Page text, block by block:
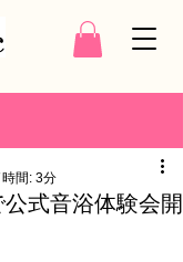
式音浴体験会開
間: 3分